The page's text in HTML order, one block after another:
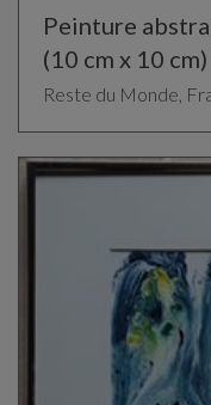
Peinture
(10 cm x 10 cm)
Reste du Monde,